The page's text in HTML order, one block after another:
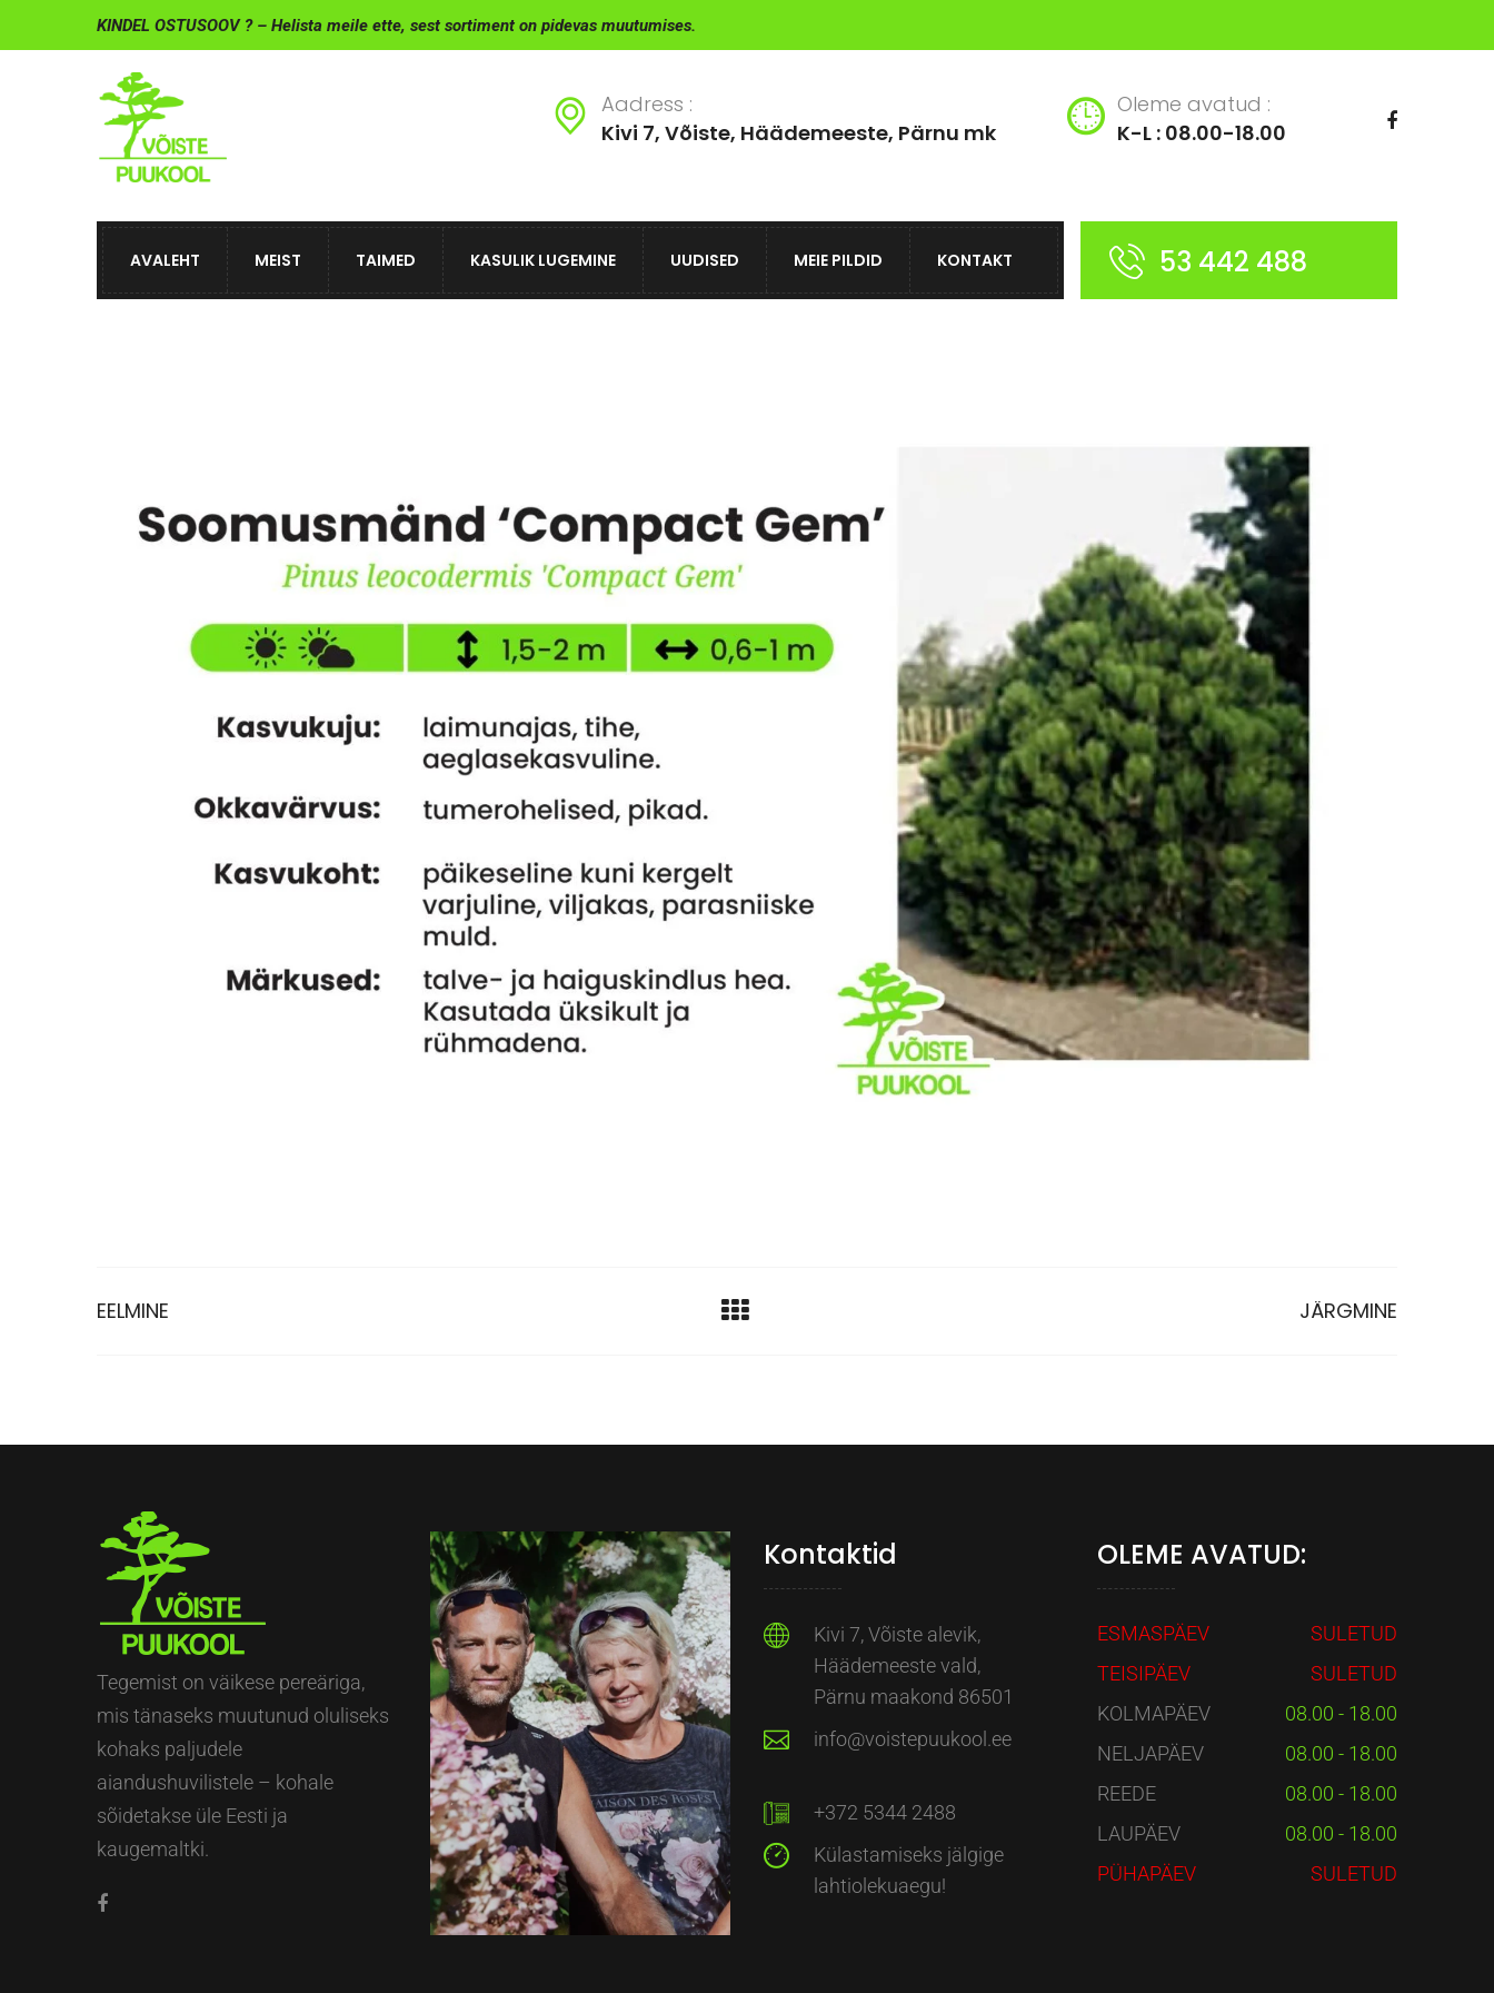
KINDEL OSTUSOOV ? – Helista meile ette, sest sortiment on pidevas muutumises.
Aadress :
Kivi 7, Võiste, Häädemeeste, Pärnu mk
Oleme avatud :
K-L : 08.00-18.00
AVALEHT MEIST TAIMED KASULIK LUGEMINE UUDISED MEIE PILDID KONTAKT 53 442 488
EELMINE JÄRGMINE
Tegemist on väikese pereäriga,
mis tänaseks muutunud oluliseks
kohaks paljudele
aiandushuvilistele – kohale
sõidetakse üle Eesti ja
kaugemaltki.
Kontaktid
Kivi 7, Võiste alevik,
Häädemeeste vald,
Pärnu maakond 86501
info@voistepuukool.ee
+372 5344 2488
Külastamiseks jälgige
lahtiolekuaegu!
OLEME AVATUD:
ESMASPÄEV
SULETUD
TEISIPÄEV
SULETUD
KOLMAPÄEV
08.00 - 18.00
NELJAPÄEV
08.00 - 18.00
REEDE
08.00 - 18.00
LAUPÄEV
08.00 - 18.00
PÜHAPÄEV
SULETUD